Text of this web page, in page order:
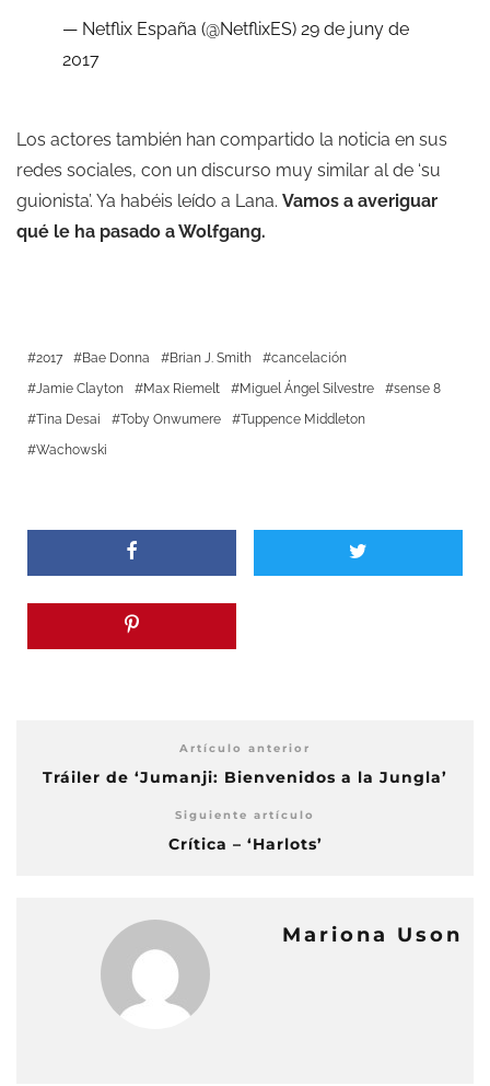
— Netflix España (@NetflixES) 29 de juny de
2017
Los actores también han compartido la noticia en sus
redes sociales, con un discurso muy similar al de ‘su
guionista’. Ya habéis leído a Lana. Vamos a averiguar
qué le ha pasado a Wolfgang.
2017 Bae Donna Brian J. Smith
cancelación
Jamie Clayton
Max Riemelt Miguel Ángel Silvestre
sense 8
Tina Desai
Toby Onwumere
Tuppence Middleton
Wachowski
Artículo anterior
Tráiler de ‘Jumanji: Bienvenidos a la Jungla’
Siguiente artículo
Crítica – ‘Harlots’
Mariona Uson